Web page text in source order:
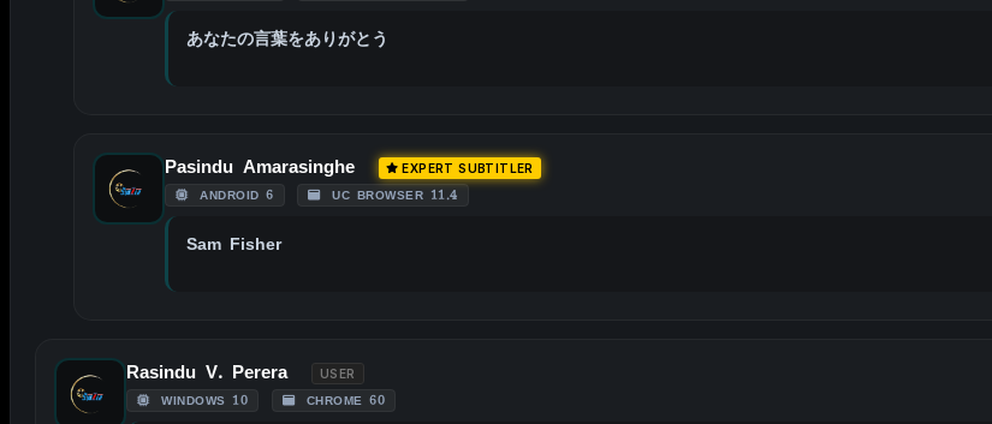
あなたの言葉をありがとう
Pasindu Amarasinghe EXPERT SUBTITLER
ANDROID 6 UC BROWSER 11.4
Sam Fisher
Rasindu V. Perera USER
WINDOWS 10 CHROME 60